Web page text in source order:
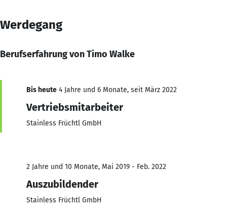
Werdegang
Berufserfahrung von Timo Walke
Bis heute 4 Jahre und 6 Monate, seit März 2022
Vertriebsmitarbeiter
Stainless Früchtl GmbH
2 Jahre und 10 Monate, Mai 2019 - Feb. 2022
Auszubildender
Stainless Früchtl GmbH